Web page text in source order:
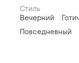
Стиль
Вечерний
Повседневный